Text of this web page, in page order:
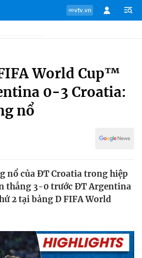
vtv.vn
tử
World Cup™
0-3 Croatia:
nổ
nổ của ĐT Croatia trong hiệp
thắng 3-0 trước ĐT Argentina
2 tại bảng D FIFA World